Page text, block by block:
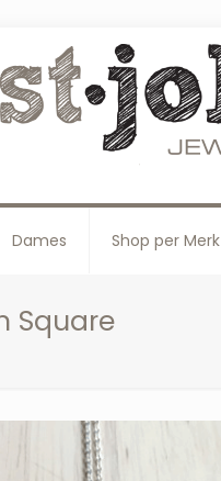
Dames Shop per Merk
Square